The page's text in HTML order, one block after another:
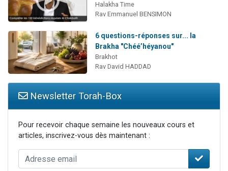
Halakha Time
Rav Emmanuel BENSIMON
6 questions-réponses sur... la
Brakha "Chéé’héyanou"
Brakhot
Rav David HADDAD
Newsletter Torah-Box
Pour recevoir chaque semaine les nouveaux cours et
articles, inscrivez-vous dès maintenant :